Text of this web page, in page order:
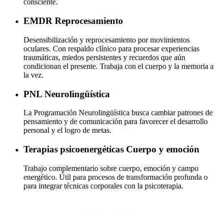
consciente.
EMDR Reprocesamiento
Desensibilización y reprocesamiento por movimientos
oculares. Con respaldo clínico para procesar experiencias
traumáticas, miedos persistentes y recuerdos que aún
condicionan el presente. Trabaja con el cuerpo y la memoria a
la vez.
PNL Neurolingüística
La Programación Neurolingüística busca cambiar patrones de
pensamiento y de comunicación para favorecer el desarrollo
personal y el logro de metas.
Terapias psicoenergéticas Cuerpo y emoción
Trabajo complementario sobre cuerpo, emoción y campo
energético. Útil para procesos de transformación profunda o
para integrar técnicas corporales con la psicoterapia.